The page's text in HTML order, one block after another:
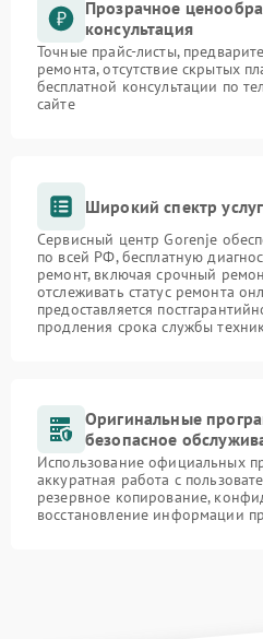
Прозрачное
консультация
Точные прайс-листы,
ремонта, отсутствие скрытых
бесплатной консультации по
сайте
Широкий спектр услуг
Сервисный центр Gorenje
по всей РФ, бесплатную
ремонт, включая срочный
отслеживать статус ремонта
предоставляется
продления срока службы
Оригинальные
безопасное
Использование официальных
аккуратная работа с
резервное копирование,
восстановление информации